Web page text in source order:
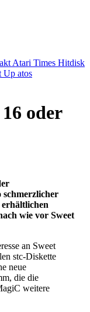
Atari Times Hitdisk
Up atos
oder
schmerzlicher
wie vor Sweet
an Sweet
stc-Diskette
neue
die die
weitere